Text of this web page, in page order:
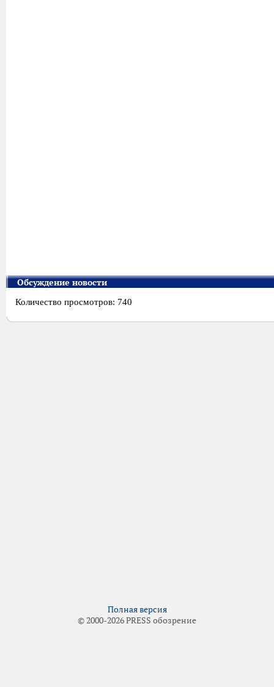
Обсуждение новости
Количество просмотров: 740
Полная версия
© 2000-2026 PRESS обозрение